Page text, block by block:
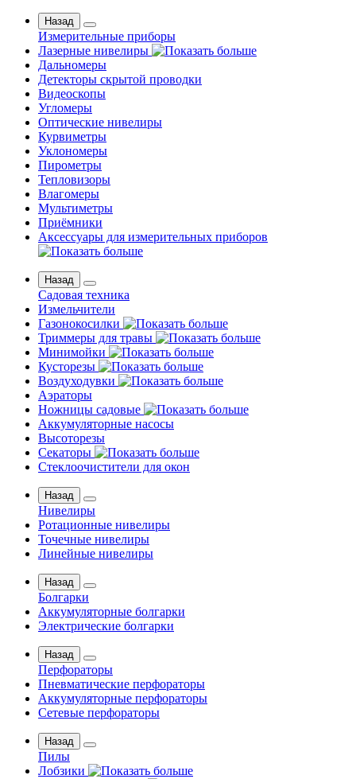
Назад
Измерительные приборы
Лазерные нивелиры
Дальномеры
Детекторы скрытой проводки
Видеоскопы
Угломеры
Оптические нивелиры
Курвиметры
Уклономеры
Пирометры
Тепловизоры
Влагомеры
Мультиметры
Приёмники
Аксессуары для измерительных приборов
Назад
Садовая техника
Измельчители
Газонокосилки
Триммеры для травы
Минимойки
Кусторезы
Воздуходувки
Аэраторы
Ножницы садовые
Аккумуляторные насосы
Высоторезы
Секаторы
Стеклоочистители для окон
Назад
Нивелиры
Ротационные нивелиры
Точечные нивелиры
Линейные нивелиры
Назад
Болгарки
Аккумуляторные болгарки
Электрические болгарки
Назад
Перфораторы
Пневматические перфораторы
Аккумуляторные перфораторы
Сетевые перфораторы
Назад
Пилы
Лобзики